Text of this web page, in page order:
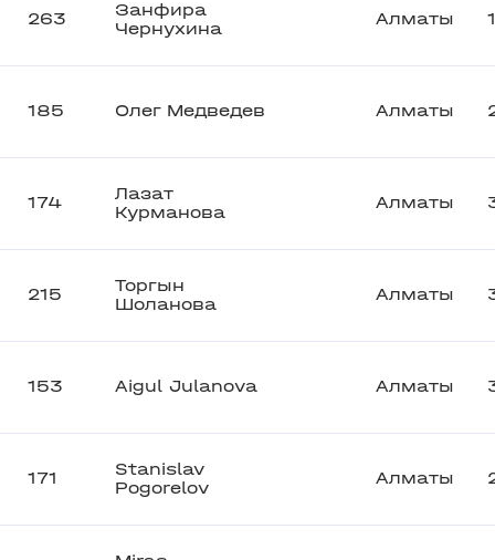
263
Занфира
Чернухина
Алматы
185 Олег Медведев Алматы
174
Лазат
Курманова
Алматы
215
Торгын
Шоланова
Алматы
153 Aigul Julanova Алматы
171
Stanislav
Pogorelov
Алматы